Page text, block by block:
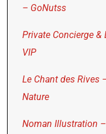
– GoNutss
Private Concierge
VIP
Le Chant des Rives
Nature
Noman Illustration